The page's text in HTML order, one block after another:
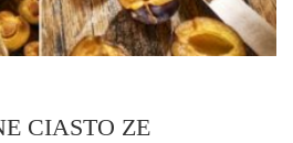
CIASTO ZE